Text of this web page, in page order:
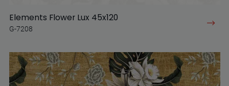
Elements Flower Lux 45x120
G-7208